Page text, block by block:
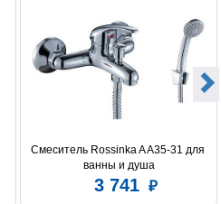
Смеситель Rossinka A A35-31 для
ванны и душа
3 741